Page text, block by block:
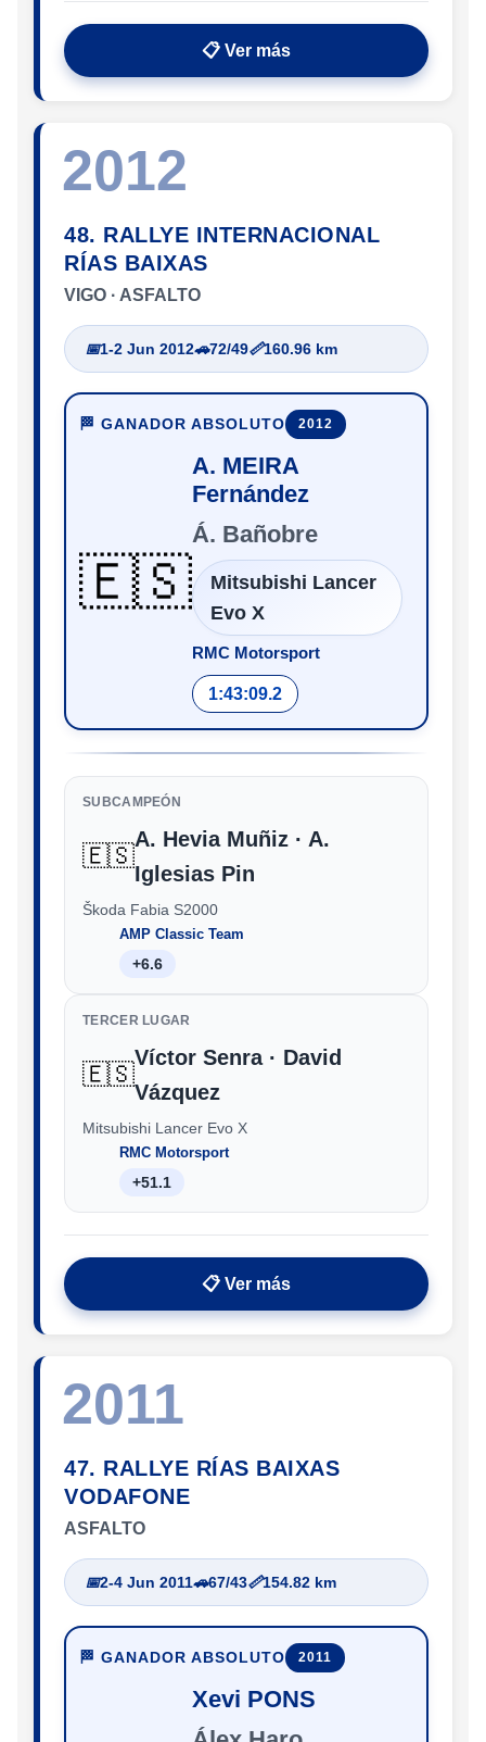
📋 Ver más
2012
48. RALLYE INTERNACIONAL
RÍAS BAIXAS
VIGO · ASFALTO
📅1-2 Jun 2012🚗72/49📏160.96 km
🏁 GANADOR ABSOLUTO 2012
🇪🇸
A. MEIRA
Fernández
Á. Bañobre
Mitsubishi Lancer
Evo X
RMC Motorsport
1:43:09.2
SUBCAMPEÓN
🇪🇸
A. Hevia Muñiz · A.
Iglesias Pin
Škoda Fabia S2000
AMP Classic Team
+6.6
TERCER LUGAR
🇪🇸
Víctor Senra · David
Vázquez
Mitsubishi Lancer Evo X
RMC Motorsport
+51.1
📋 Ver más
2011
47. RALLYE RÍAS BAIXAS
VODAFONE
ASFALTO
📅2-4 Jun 2011🚗67/43📏154.82 km
🏁 GANADOR ABSOLUTO 2011
Xevi PONS